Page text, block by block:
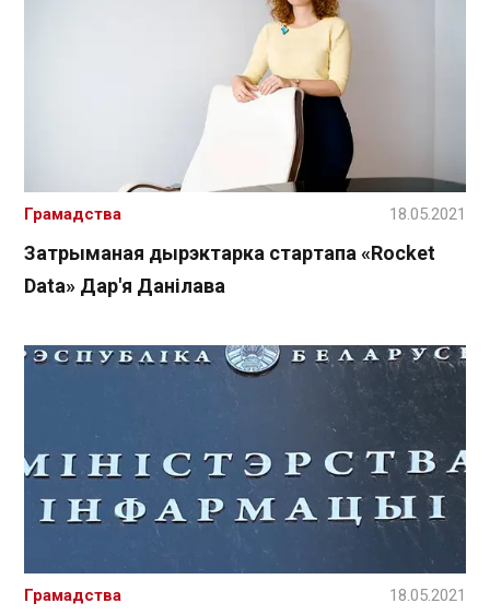
Затрыманая дырэктарка стартапа «Rocket
Data» Дар'я Данілава
Грамадства 18.05.2021
Грамадства 18.05.2021